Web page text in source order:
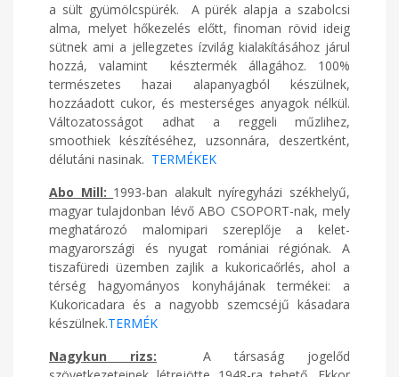
a sült gyümölcspürék. A pürék alapja a szabolcsi
alma, melyet hőkezelés előtt, finoman rövid ideig
sütnek ami a jellegzetes ízvilág kialakításához járul
hozzá, valamint késztermék állagához. 100%
természetes hazai alapanyagból készülnek,
hozzáadott cukor, és mesterséges anyagok nélkül.
Változatosságot adhat a reggeli műzlihez,
smoothiek készítéséhez, uzsonnára, deszertként,
délutáni nasinak. TERMÉKEK
Abo Mill: 1993-ban alakult nyíregyházi székhelyű,
magyar tulajdonban lévő ABO CSOPORT-nak, mely
meghatározó malomipari szereplője a kelet-
magyarországi és nyugat romániai régiónak. A
tiszafüredi üzemben zajlik a kukoricaőrlés, ahol a
térség hagyományos konyhájának termékei: a
Kukoricadara és a nagyobb szemcséjű kásadara
készülnek.TERMÉK
Nagykun rizs: A társaság jogelőd